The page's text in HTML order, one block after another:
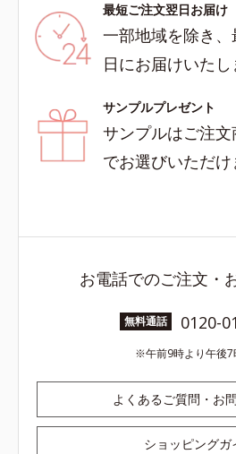
最短ご注文翌日お届け
一部地域を除き
日にお届けいたし
サンプルプレゼント
サンプルはご注
でお選びいただけ
お電話でのご注文・
無料通話 0120-
午前9時より午後
よくあるご質問・お
ショッピングガ